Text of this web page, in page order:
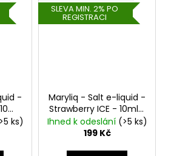
-
ks)
SLEVA MIN. 2% PO
REGISTRACI
Maryliq - Salt e-liquid -
Strawberry ICE - 10ml -
20mgJahoda,
Chladivá složka (ICE)
Ihned k odeslání (>5 ks)
199 Kč